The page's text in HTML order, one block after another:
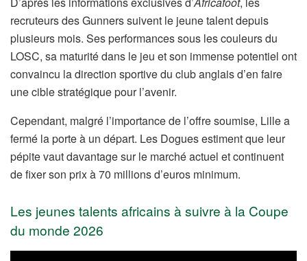
recruteurs des Gunners suivent le jeune talent depuis
plusieurs mois. Ses performances sous les couleurs du
LOSC, sa maturité dans le jeu et son immense potentiel ont
convaincu la direction sportive du club anglais d’en faire
une cible stratégique pour l’avenir.
Cependant, malgré l’importance de l’offre soumise, Lille a
fermé la porte à un départ. Les Dogues estiment que leur
pépite vaut davantage sur le marché actuel et continuent
de fixer son prix à 70 millions d’euros minimum.
Les jeunes talents africains à suivre à la Coupe
du monde 2026